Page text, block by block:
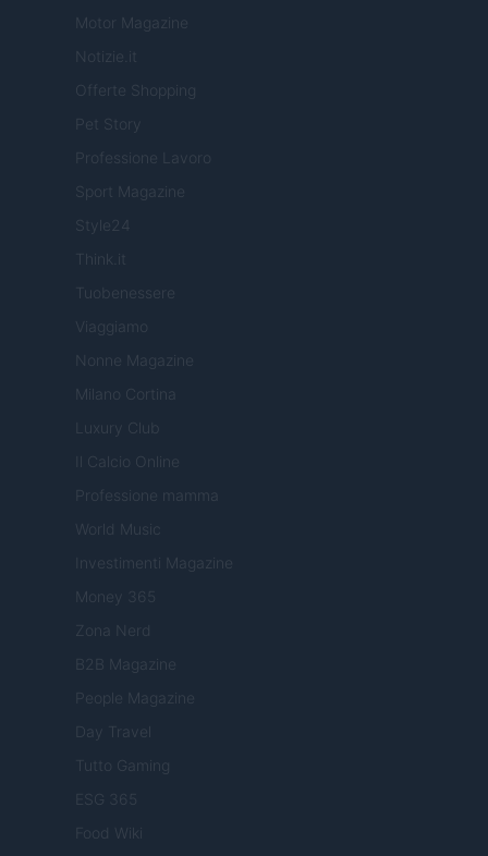
Motor Magazine
Notizie.it
Offerte Shopping
Pet Story
Professione Lavoro
Sport Magazine
Style24
Think.it
Tuobenessere
Viaggiamo
Nonne Magazine
Milano Cortina
Luxury Club
Il Calcio Online
Professione mamma
World Music
Investimenti Magazine
Money 365
Zona Nerd
B2B Magazine
People Magazine
Day Travel
Tutto Gaming
ESG 365
Food Wiki